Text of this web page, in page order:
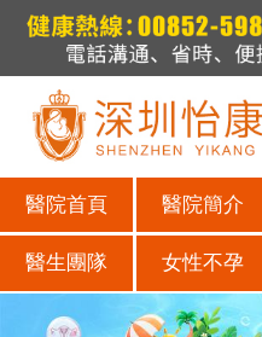
醫院首頁 醫院簡介
醫生團隊 女性不孕